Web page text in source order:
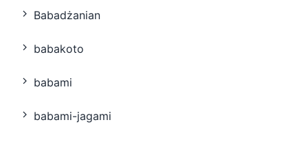
Babadżanian
babakoto
babami
babami-jagami